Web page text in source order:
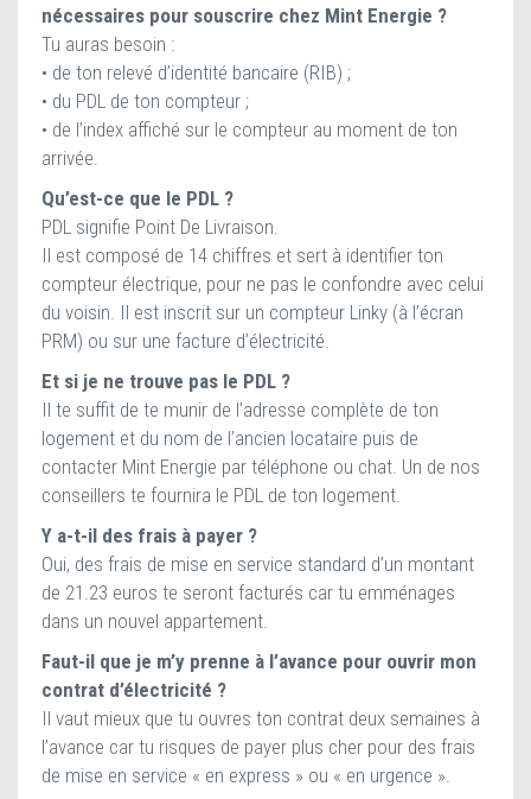
nécessaires pour souscrire chez Mint Energie ?
Tu auras besoin :
• de ton relevé d’identité bancaire (RIB) ;
• du PDL de ton compteur ;
• de l’index affiché sur le compteur au moment de ton
arrivée.
Qu’est-ce que le PDL ?
PDL signifie Point De Livraison.
Il est composé de 14 chiffres et sert à identifier ton
compteur électrique, pour ne pas le confondre avec celui
du voisin. Il est inscrit sur un compteur Linky (à l’écran
PRM) ou sur une facture d’électricité.
Et si je ne trouve pas le PDL ?
Il te suffit de te munir de l’adresse complète de ton
logement et du nom de l’ancien locataire puis de
contacter Mint Energie par téléphone ou chat. Un de nos
conseillers te fournira le PDL de ton logement.
Y a-t-il des frais à payer ?
Oui, des frais de mise en service standard d’un montant
de 21.23 euros te seront facturés car tu emménages
dans un nouvel appartement.
Faut-il que je m’y prenne à l’avance pour ouvrir mon
contrat d’électricité ?
Il vaut mieux que tu ouvres ton contrat deux semaines à
l’avance car tu risques de payer plus cher pour des frais
de mise en service « en express » ou « en urgence ».